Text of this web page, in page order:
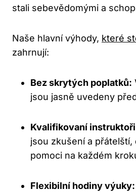
stali sebevědomými a
Naše hlavní výhody, které
zahrnují:
Bez skrytých poplatků:
jsou jasně uvedeny
Kvalifikovaní
jsou zkušení a přátelští,
pomoci na každém
Flexibilní hodiny výuky: